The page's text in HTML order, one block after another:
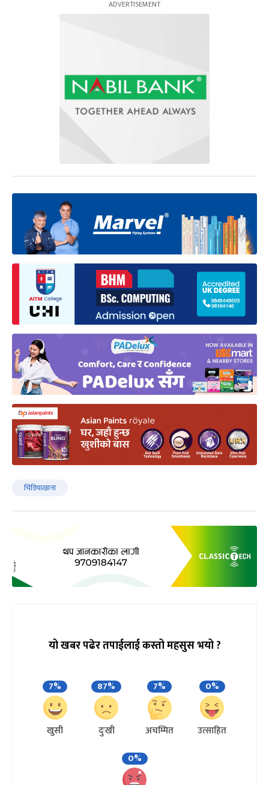
चिडियाखाना
यो खबर पढेर तपाईलाई कस्तो महसुस भयो ?
7%
खुसी
87%
दुःखी
7%
अचम्मित
0%
उत्साहित
0%